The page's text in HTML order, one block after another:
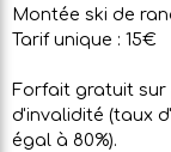
Montée ski de
Tarif unique : 15€
Forfait gratuit
d'invalidité (taux
égal à 80%).